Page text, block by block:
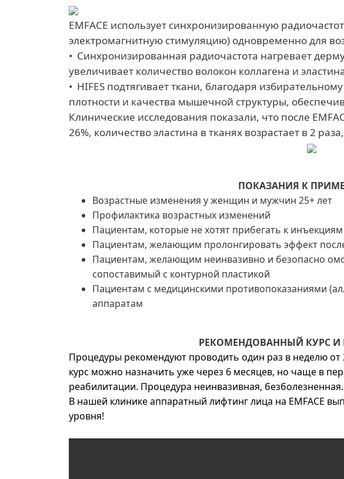
EMFACE использует синхронизированную
электромагнитную стимуляцию) одновременно для
• Синхронизированная радиочастота нагревает
увеличивает количество волокон коллагена и
• HIFES подтягивает ткани, благодаря
плотности и качества мышечной структуры,
Клинические исследования показали, что после
26%, количество эластина в тканях возрастает в 2
ПОКАЗАНИЯ К
Возрастные изменения у женщин и мужчин 25+ лет
Профилактика возрастных изменений
Пациентам, которые не хотят прибегать к
Пациентам, желающим пролонгировать эффект
Пациентам, желающим неинвазивно и безопасно
сопоставимый с контурной пластикой
Пациентам с медицинскими противопоказаниями
аппаратам
РЕКОМЕНДОВАННЫЙ КУРС И
Процедуры рекомендуют проводить один раз в неделю
курс можно назначить уже через 6 месяцев, но чаще в
реабилитации. Процедура неинвазивная, безболезненная.
В нашей клинике аппаратный лифтинг лица на EMFACE
уровня!